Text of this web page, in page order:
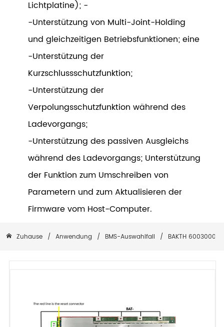
Lichtplatine); -
-Unterstützung von Multi-Joint-Holding
und gleichzeitigen Betriebsfunktionen; eine
-Unterstützung der
Kurzschlussschutzfunktion;
-Unterstützung der
Verpolungsschutzfunktion während des
Ladevorgangs;
-Unterstützung des passiven Ausgleichs
während des Ladevorgangs; Unterstützung
der Funktion zum Umschreiben von
Parametern und zum Aktualisieren der
Firmware vom Host-Computer.
Zuhause / Anwendung / BMS-Auswahlfall / BAKTH 600300076